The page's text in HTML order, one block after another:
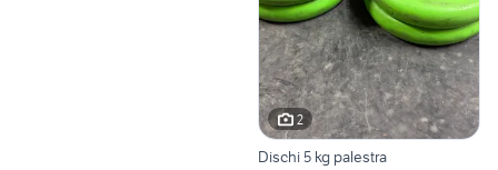
2
Dischi 5 kg palestra